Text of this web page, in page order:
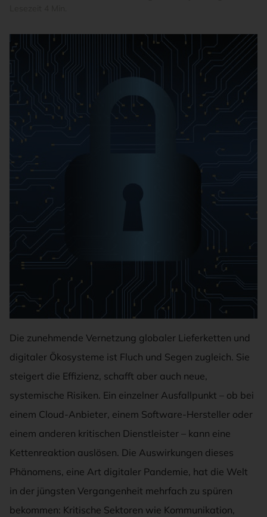
Die zunehmende Vernetzung globaler Lieferketten und
digitaler Ökosysteme ist Fluch und Segen zugleich. Sie
steigert die Effizienz, schafft aber auch neue,
systemische Risiken. Ein einzelner Ausfallpunkt – ob bei
einem Cloud-Anbieter, einem Software-Hersteller oder
einem anderen kritischen Dienstleister – kann eine
Kettenreaktion auslösen. Die Auswirkungen dieses
Phänomens, eine Art digitaler Pandemie, hat die Welt
in der jüngsten Vergangenheit mehrfach zu spüren
bekommen: Kritische Sektoren wie Kommunikation,